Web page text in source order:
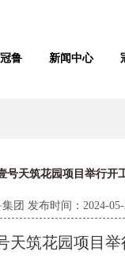
鲁 新闻中心
号天筑花园项目举行开
团 发布时间：2024-05-
天筑花园项目举